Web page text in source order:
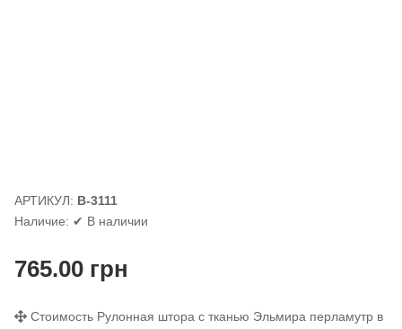
АРТИКУЛ: В-3111
Наличие: ✔ В наличии
765.00грн
Стоимость Рулонная штора с тканью Эльмира перламутр в